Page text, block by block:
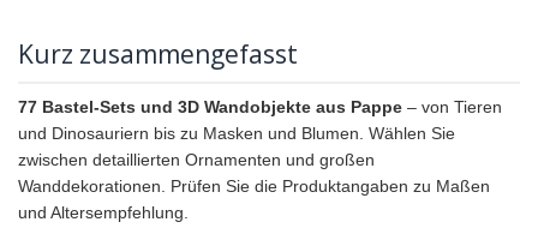
Kurz zusammengefasst
77 Bastel-Sets und 3D Wandobjekte aus Pappe – von Tieren
und Dinosauriern bis zu Masken und Blumen. Wählen Sie
zwischen detaillierten Ornamenten und großen
Wanddekorationen. Prüfen Sie die Produktangaben zu Maßen
und Altersempfehlung.